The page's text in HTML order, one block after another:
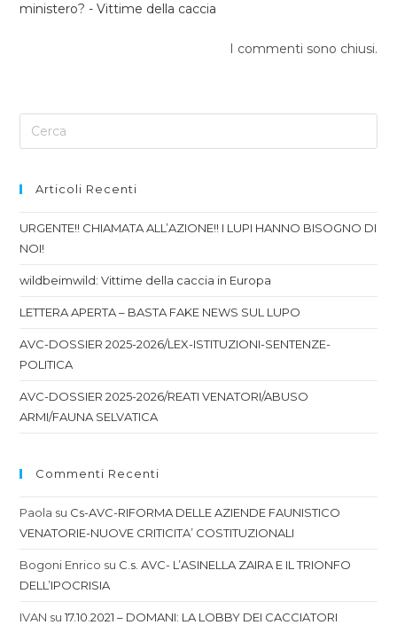
ministero? - Vittime della caccia
I commenti sono chiusi.
Articoli Recenti
URGENTE!! CHIAMATA ALL’AZIONE!! I LUPI HANNO BISOGNO DI
NOI!
wildbeimwild: Vittime della caccia in Europa
LETTERA APERTA – BASTA FAKE NEWS SUL LUPO
AVC-DOSSIER 2025-2026/LEX-ISTITUZIONI-SENTENZE-
POLITICA
AVC-DOSSIER 2025-2026/REATI VENATORI/ABUSO
ARMI/FAUNA SELVATICA
Commenti Recenti
Paola su Cs-AVC-RIFORMA DELLE AZIENDE FAUNISTICO
VENATORIE-NUOVE CRITICITA’ COSTITUZIONALI
Bogoni Enrico su C.s. AVC- L’ASINELLA ZAIRA E IL TRIONFO
DELL’IPOCRISIA
IVAN su17.10.2021 – DOMANI: LA LOBBY DEI CACCIATORI